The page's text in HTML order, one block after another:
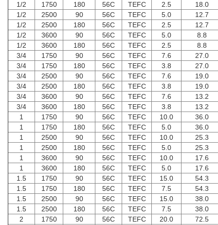
1/2
1750 180 56C TEFC 2.5
18.0
1/2
2500 90 56C TEFC 5.0
12.7
1/2
2500 180 56C TEFC 2.5
12.7
1/2
3600 90 56C TEFC 5.0
8.8
1/2
3600 180 56C TEFC 2.5
8.8
3/4
1750 90 56C TEFC 7.6
27.0
3/4
1750 180 56C TEFC 3.8
27.0
3/4
2500 90 56C TEFC 7.6
19.0
3/4
2500 180 56C TEFC 3.8
19.0
3/4
3600 90 56C TEFC 7.6
13.2
3/4
3600 180 56C TEFC 3.8
13.2
1
1750 90 56C TEFC 10.0
36.0
1
1750 180 56C TEFC 5.0
36.0
1
2500 90 56C TEFC 10.0
25.3
1
2500 180 56C TEFC 5.0
25.3
1
3600 90 56C TEFC 10.0
17.6
1
3600 180 56C TEFC 5.0
17.6
1.5
1750 90 56C TEFC 15.0
54.3
1.5
1750 180 56C TEFC 7.5
54.3
1.5
2500 90 56C TEFC 15.0
38.0
1.5
2500 180 56C TEFC 7.5
38.0
2
1750 90 56C TEFC 20.0
72.5